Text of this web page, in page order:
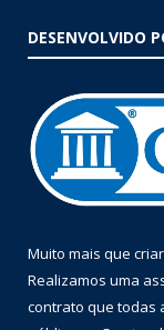
DESENVOLVIDO
Muito mais que
Realizamos uma
contrato que todas